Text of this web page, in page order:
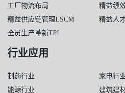
工厂物流布局
精益供应链管理LSCM
全员生产革新TPI
精益绩
精益人
行业应用
制药行业
能源行业
家电行
建筑建